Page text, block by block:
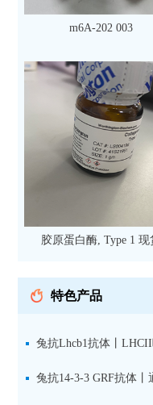
m6A-202 003
胶原蛋白酶, Type 1 现
特色产品
兔抗Lhcb1抗体丨
中含量丰富的捕光蛋白
兔抗14-3-3 GRF抗体